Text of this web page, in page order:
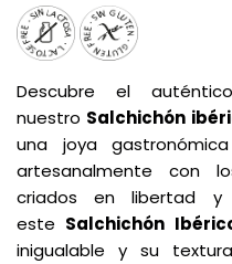
Descubre el
nuestro Salchichón
una joya
artesanalmente con
criados en libertad y
este Salchichón
inigualable y su